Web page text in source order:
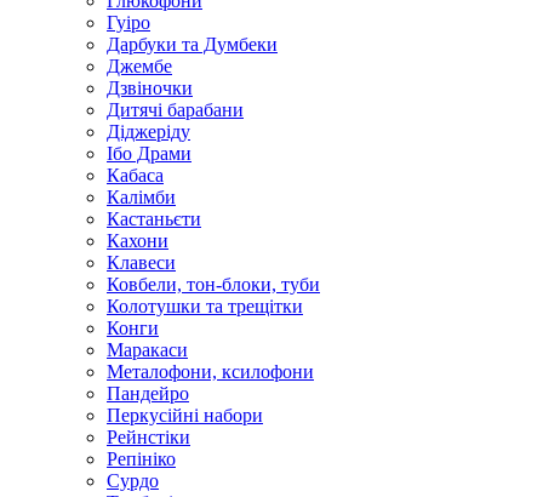
Гуіро
Дарбуки та Думбеки
Джембе
Дзвіночки
Дитячі барабани
Діджеріду
Ібо Драми
Кабаса
Калімби
Кастаньєти
Кахони
Клавеси
Ковбели, тон-блоки, туби
Колотушки та трещітки
Конги
Маракаси
Металофони, ксилофони
Пандейро
Перкусійні набори
Рейнстіки
Репініко
Сурдо